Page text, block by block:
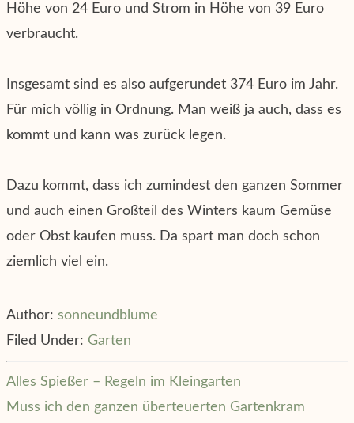
Höhe von 24 Euro und Strom in Höhe von 39 Euro
verbraucht.
Insgesamt sind es also aufgerundet 374 Euro im Jahr.
Für mich völlig in Ordnung. Man weiß ja auch, dass es
kommt und kann was zurück legen.
Dazu kommt, dass ich zumindest den ganzen Sommer
und auch einen Großteil des Winters kaum Gemüse
oder Obst kaufen muss. Da spart man doch schon
ziemlich viel ein.
Author: sonneundblume
Filed Under: Garten
Alles Spießer – Regeln im Kleingarten
Muss ich den ganzen überteuerten Gartenkram